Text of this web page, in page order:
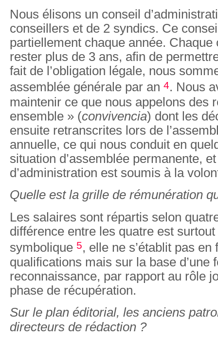
Nous élisons un conseil
conseillers et de 2 syndics. Ce
partiellement chaque année. Chaque
rester plus de 3 ans, afin de
fait de l’obligation légale, nous
assemblée générale par an 4. Nous
maintenir ce que nous appelons des
ensemble » (convivencia) dont les
ensuite retranscrites lors de
annuelle, ce qui nous conduit en
situation d’assemblée permanente,
d’administration est soumis à la
Quelle est la grille de rémunération
Les salaires sont répartis selon
différence entre les quatre est surtout
symbolique 5, elle ne s’établit pas en
qualifications mais sur la base d’une
reconnaissance, par rapport au rôle
phase de récupération.
Sur le plan éditorial, les anciens
directeurs de rédaction ?